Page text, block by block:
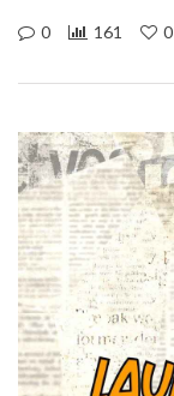
0 161 0